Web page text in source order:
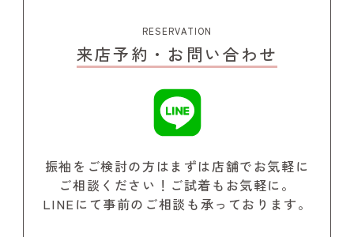
RESERVATION
来店予約・お問い合わせ
振袖をご検討の方はまずは店舗でお気軽に
ご相談ください！ ご試着もお気軽に。
LINEにて事前のご相談も承っております。